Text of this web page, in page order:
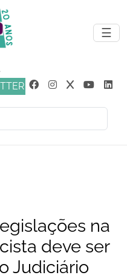
☰
na
deve ser
Judiciário